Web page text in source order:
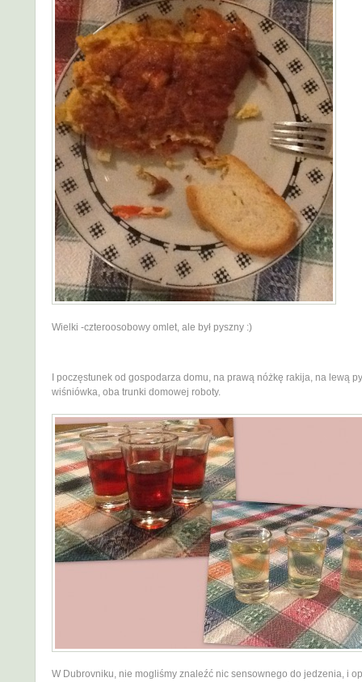
Wielki -czteroosobowy omlet, ale był pyszny :)
I poczęstunek od gospodarza domu, na prawą nóżkę rakija, na lewą
wiśniówka, oba trunki domowej roboty.
W Dubrovniku, nie mogliśmy znaleźć nic sensownego do jedzenia, i